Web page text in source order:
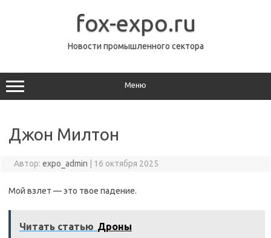
fox-expo.ru
Новости промышленного сектора
Меню
Джон Милтон
Автор: expo_admin 16 октября 2025
Мой взлет — это твое падение.
Читать статью Дроны